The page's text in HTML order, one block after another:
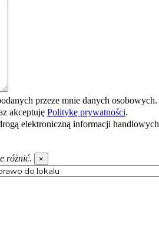
przeze mnie danych osobowych.
akceptuję Politykę prywatności.
elektroniczną informacji handlowych
różnić.
×